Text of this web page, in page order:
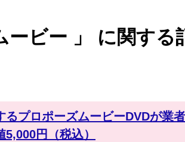
ービー 」 に関する
るプロポーズムービーDVDが業者
5,000円（税込）